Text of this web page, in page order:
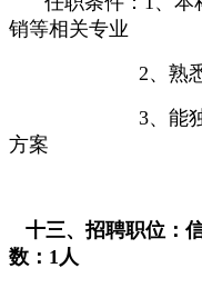
销等相关专业
2、熟
3、能
方案
十三、招聘职位：
数： 1 人